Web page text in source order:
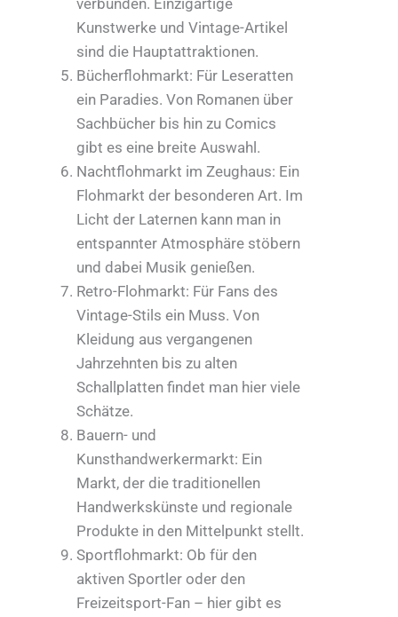
verbunden. Einzigartige
Kunstwerke und Vintage-Artikel
sind die Hauptattraktionen.
Bücherflohmarkt: Für Leseratten
ein Paradies. Von Romanen über
Sachbücher bis hin zu Comics
gibt es eine breite Auswahl.
Nachtflohmarkt im Zeughaus: Ein
Flohmarkt der besonderen Art. Im
Licht der Laternen kann man in
entspannter Atmosphäre stöbern
und dabei Musik genießen.
Retro-Flohmarkt: Für Fans des
Vintage-Stils ein Muss. Von
Kleidung aus vergangenen
Jahrzehnten bis zu alten
Schallplatten findet man hier viele
Schätze.
Bauern- und
Kunsthandwerkermarkt: Ein
Markt, der die traditionellen
Handwerkskünste und regionale
Produkte in den Mittelpunkt stellt.
Sportflohmarkt: Ob für den
aktiven Sportler oder den
Freizeitsport-Fan – hier gibt es